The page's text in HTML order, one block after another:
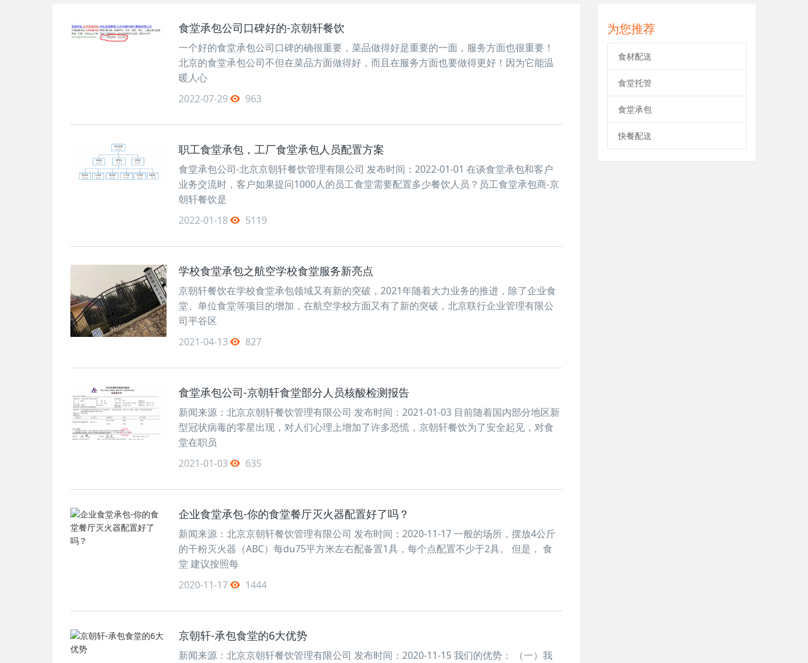
食堂承包公司口碑好的-京朝轩餐饮
一个好的食堂承包公司口碑的确很重要，菜品做得好是重要的一面，服务方面也很重要！
北京的食堂承包公司不但在菜品方面做得好，而且在服务方面也要做得更好！因为它能温
暖人心
2022-07-29
963
职工食堂承包，工厂食堂承包人员配置方案
食堂承包公司-北京京朝轩餐饮管理有限公司 发布时间：2022-01-01 在谈食堂承包和客户
业务交流时，客户如果提问1000人的员工食堂需要配置多少餐饮人员？员工食堂承包商-京
朝轩餐饮是
2022-01-18
5119
学校食堂承包之航空学校食堂服务新亮点
京朝轩餐饮在学校食堂承包领域又有新的突破，2021年随着大力业务的推进，除了企业食
堂、单位食堂等项目的增加，在航空学校方面又有了新的突破，北京联行企业管理有限公
司平谷区
2021-04-13
827
食堂承包公司-京朝轩食堂部分人员核酸检测报告
新闻来源：北京京朝轩餐饮管理有限公司 发布时间：2021-01-03 目前随着国内部分地区新
型冠状病毒的零星出现，对人们心理上增加了许多恐慌，京朝轩餐饮为了安全起见，对食
堂在职员
2021-01-03
635
企业食堂承包-你的食堂餐厅灭火器配置好了吗？
新闻来源：北京京朝轩餐饮管理有限公司 发布时间：2020-11-17 一般的场所，摆放4公斤
的干粉灭火器（ABC）每du75平方米左右配备置1具，每个点配置不少于2具。 但是， 食
堂 建议按照每
2020-11-17
1444
京朝轩-承包食堂的6大优势
新闻来源：北京京朝轩餐饮管理有限公司 发布时间：2020-11-15 我们的优势： （一）我
为您推荐
食材配送
食堂托管
食堂承包
快餐配送